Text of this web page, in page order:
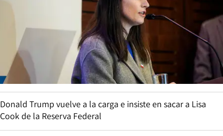
Donald Trump vuelve a la carga e insiste en sacar a Lisa
Cook de la Reserva Federal